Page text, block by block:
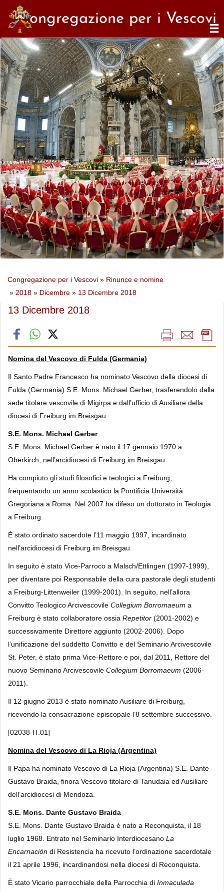
Congregazione per i Vescovi
Congregazione per i Vescovi » Rinunce e nomine
» 2018 » Dicembre » 13 Dicembre 2018
13 Dicembre 2018
Nomina del Vescovo di Fulda (Germania)
Il Santo Padre Francesco ha nominato Vescovo della diocesi di
Fulda (Germania) S.E. Mons. Michael Gerber, trasferendolo dalla
sede titolare vescovile di Migirpa e dall’ufficio di Ausiliare della
diocesi di Freiburg im Breisgau.
S.E. Mons. Michael Gerber
S.E. Mons. Michael Gerber è nato il 17 gennaio 1970 a
Oberkirch, nell’arcidiocesi di Freiburg im Breisgau.
Ha compiuto gli studi filosofici e teologici a Freiburg,
frequentando un anno scolastico la Pontificia Università
Gregoriana a Roma. Nel 2007 ha difeso un dottorato in Teologia
a Freiburg.
È stato ordinato sacerdote l’11 maggio 1997, incardinato
nell’arcidiocesi di Freiburg im Breisgau.
In seguito è stato Vice-Parroco a Malsch/Ettlingen (1997-1999),
per diventare poi Responsabile della cura pastorale degli studenti
a Freiburg-Littenweiler (1999-2001). In seguito, nell’allora
Convitto Teologico Arcivescovile Collegium Borromaeum a
Freiburg è stato collaboratore ossia Repetitor (2001-2002) e
successivamente Direttore aggiunto (2002-2006). Dopo
l’unificazione del suddetto Convitto e del Seminario Arcivescovile
St. Peter, è stato prima Vice-Rettore e poi, dal 2011, Rettore del
nuovo Seminario Arcivescovile Collegium Borromaeum (2006-
2011).
Il 12 giugno 2013 è stato nominato Ausiliare di Freiburg,
ricevendo la consacrazione episcopale l’8 settembre successivo.
[02038-IT.01]
Nomina del Vescovo di La Rioja (Argentina)
Il Papa ha nominato Vescovo di La Rioja (Argentina) S.E. Dante
Gustavo Braida, finora Vescovo titolare di Tanudaia ed Ausiliare
dell’arcidiocesi di Mendoza.
S.E. Mons. Dante Gustavo Braida
S.E. Mons. Dante Gustavo Braida è nato a Reconquista, il 18
luglio 1968. Entrato nel Seminario Interdiocesano La
Encarnación di Resistencia ha ricevuto l’ordinazione sacerdotale
il 21 aprile 1996, incardinandosi nella diocesi di Reconquista.
È stato Vicario parrocchiale della Parrocchia di Inmaculada